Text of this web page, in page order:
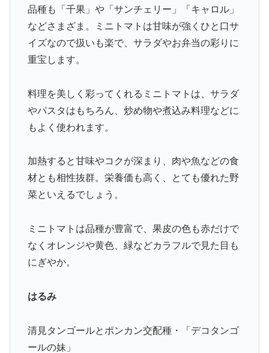
品種も「千果」や「サンチェリー」「キャロル」
などさまざま。ミニトマトは甘味が強くひと口サ
イズなので扱いも楽で、サラダやお弁当の彩りに
重宝します。
料理を美しく彩ってくれるミニトマトは、サラダ
やパスタはもちろん、炒め物や煮込み料理などに
もよく使われます。
加熱すると甘味やコクが深まり、肉や魚などの食
材とも相性抜群。栄養価も高く、とても優れた野
菜といえるでしょう。
ミニトマトは品種が豊富で、果皮の色も赤だけで
なくオレンジや黄色、緑などカラフルで見た目も
にぎやか。
はるみ
清見タンゴールとポンカン交配種・「デコタンゴ
ールの妹」